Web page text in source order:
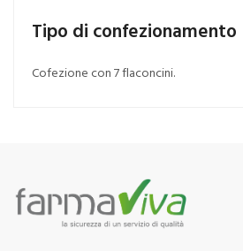
Tipo di confezionamento
Cofezione con 7 flaconcini.